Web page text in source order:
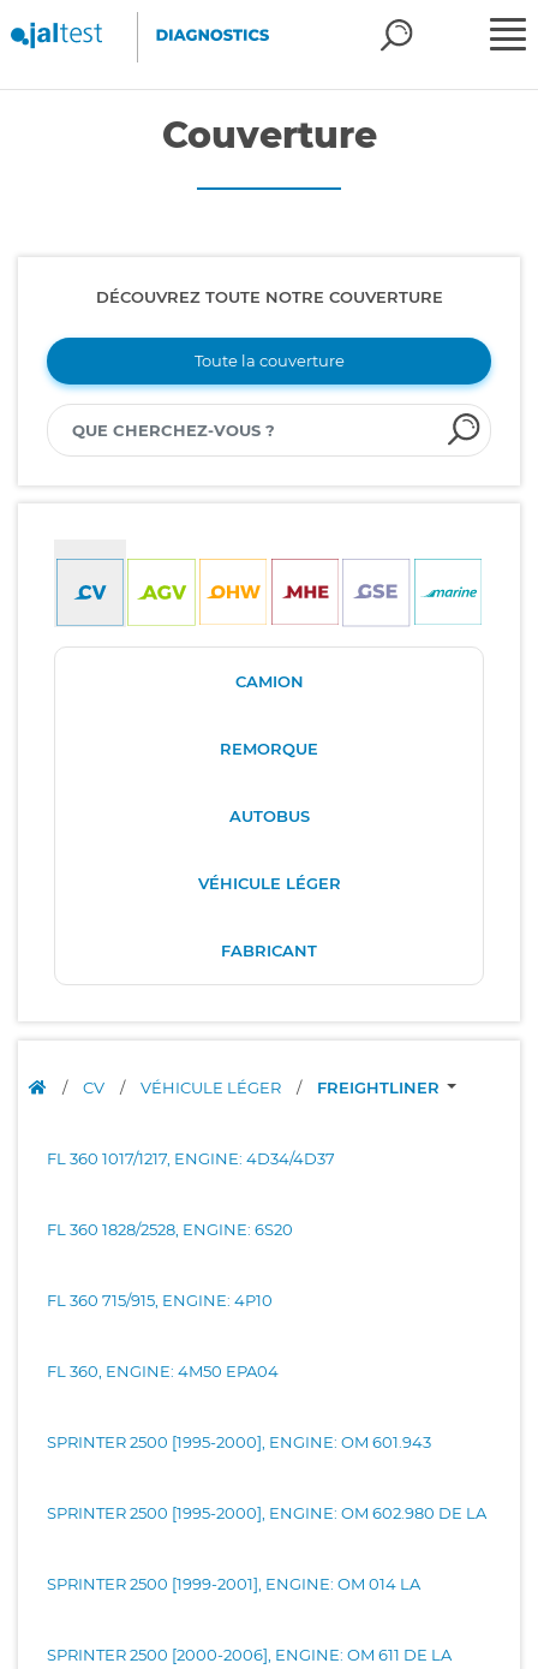
Couverture
DÉCOUVREZ TOUTE NOTRE COUVERTURE
Toute la couverture
CAMION
REMORQUE
AUTOBUS
VÉHICULE LÉGER
FABRICANT
/ CV / VÉHICULE LÉGER / FREIGHTLINER
FL 360 1017/1217, ENGINE: 4D34/4D37
FL 360 1828/2528, ENGINE: 6S20
FL 360 715/915, ENGINE: 4P10
FL 360, ENGINE: 4M50 EPA04
SPRINTER 2500 [1995-2000], ENGINE: OM 601.943
SPRINTER 2500 [1995-2000], ENGINE: OM 602.980 DE LA
SPRINTER 2500 [1999-2001], ENGINE: OM 014 LA
SPRINTER 2500 [2000-2006], ENGINE: OM 611 DE LA